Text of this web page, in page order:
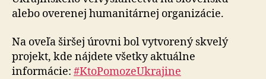
alebo overenej humanitárnej organizácie.
Na oveľa širšej úrovni bol vytvorený skvelý
projekt, kde nájdete všetky aktuálne
informácie: #KtoPomozeUkrajine